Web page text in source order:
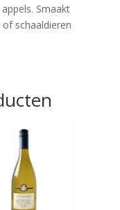
Smaakt
schaaldieren